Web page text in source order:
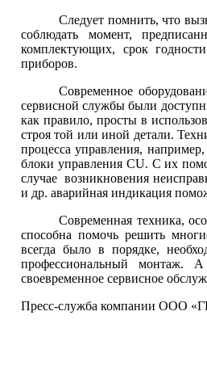
Следует помнить, что
соблюдать момент,
комплектующих, срок
приборов.
Современное
сервисной службы были
как правило, просты в
строя той или иной детали.
процесса управления,
блоки управления CU. С их
случае возникновения
и др. аварийная индикация
Современная техника,
способна помочь решить
всегда было в порядке,
профессиональный монтаж.
своевременное сервисное
Пресс-служба компании ООО